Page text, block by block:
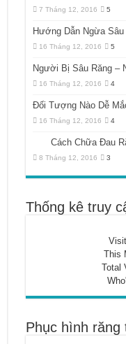
7 Tháng 12, 2016 5
Hướng Dẫn Ngừa Sâu
16 Tháng 12, 2016 5
Người Bị Sâu Răng –
16 Tháng 12, 2016 4
Đối Tượng Nào Dễ
16 Tháng 12, 2016 4
Cách Chữa Đau
8 Tháng 12, 2016 3
Thống kê truy
This
Total
Phục hình răng